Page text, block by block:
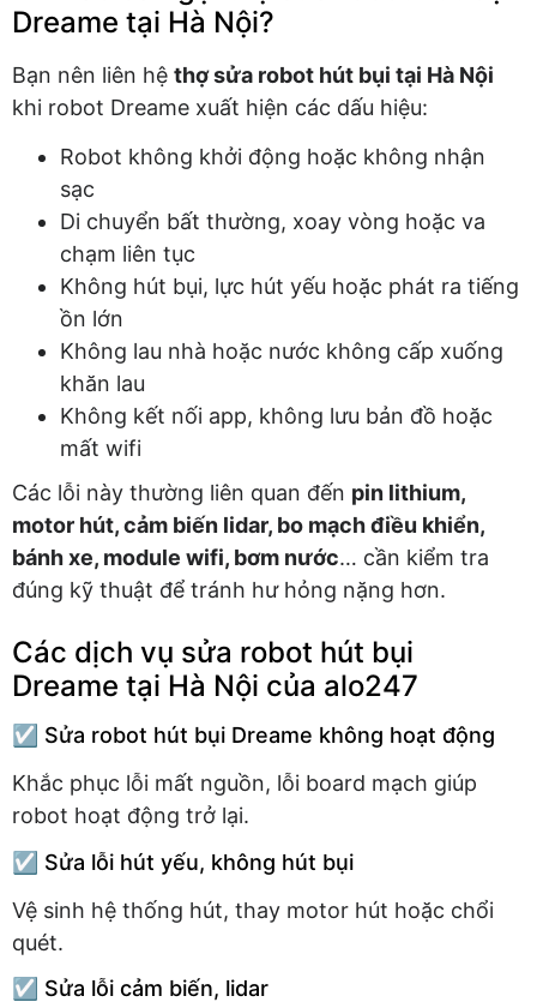
Dreame tại Hà Nội?
Bạn nên liên hệ thợ sửa robot hút bụi tại Hà Nội
khi robot Dreame xuất hiện các dấu hiệu:
Robot không khởi động hoặc không nhận
sạc
Di chuyển bất thường, xoay vòng hoặc va
chạm liên tục
Không hút bụi, lực hút yếu hoặc phát ra tiếng
ồn lớn
Không lau nhà hoặc nước không cấp xuống
khăn lau
Không kết nối app, không lưu bản đồ hoặc
mất wifi
Các lỗi này thường liên quan đến pin lithium,
motor hút, cảm biến lidar, bo mạch điều khiển,
bánh xe, module wifi, bơm nước… cần kiểm tra
đúng kỹ thuật để tránh hư hỏng nặng hơn.
Các dịch vụ sửa robot hút bụi
Dreame tại Hà Nội của alo247
☑️ Sửa robot hút bụi Dreame không hoạt động
Khắc phục lỗi mất nguồn, lỗi board mạch giúp
robot hoạt động trở lại.
☑️ Sửa lỗi hút yếu, không hút bụi
Vệ sinh hệ thống hút, thay motor hút hoặc chổi
quét.
☑️ Sửa lỗi cảm biến, lidar